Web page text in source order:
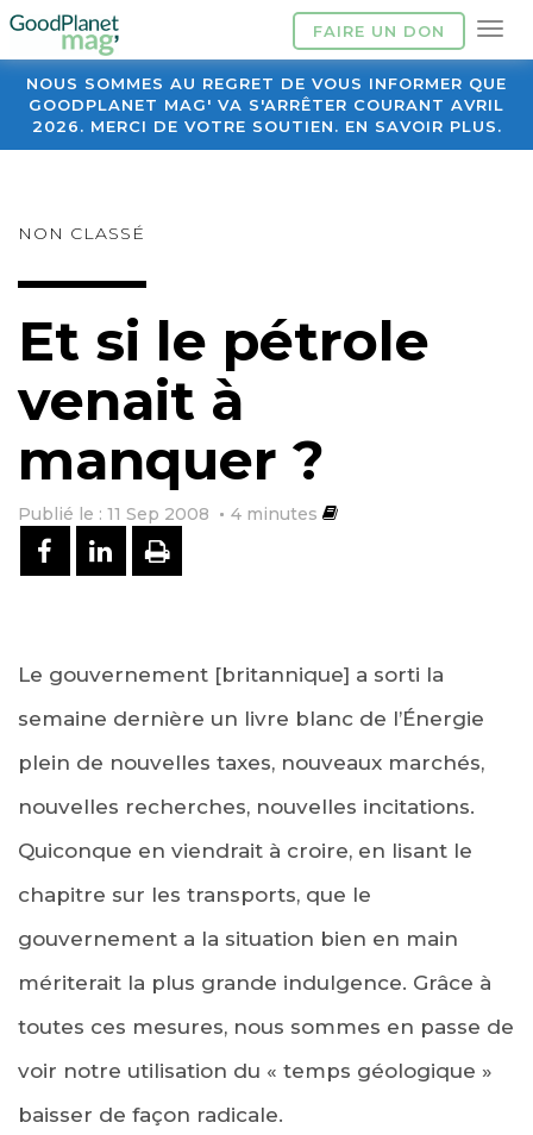
FAIRE UN DON
NOUS SOMMES AU REGRET DE VOUS INFORMER QUE
GOODPLANET MAG' VA S'ARRÊTER COURANT AVRIL
2026. MERCI DE VOTRE SOUTIEN. EN SAVOIR PLUS.
NON CLASSÉ
Et si le pétrole
venait à
manquer ?
Publié le : 11 Sep 2008 4 minutes
PARTAGER SUR FACEBOOK
PARTAGER SUR LINKEDIN
IMPRIMER
Le gouvernement [britannique] a sorti la
semaine dernière un livre blanc de l’Énergie
plein de nouvelles taxes, nouveaux marchés,
nouvelles recherches, nouvelles incitations.
Quiconque en viendrait à croire, en lisant le
chapitre sur les transports, que le
gouvernement a la situation bien en main
mériterait la plus grande indulgence. Grâce à
toutes ces mesures, nous sommes en passe de
voir notre utilisation du « temps géologique »
baisser de façon radicale.